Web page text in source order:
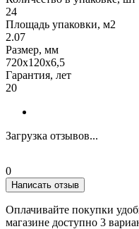
24
Площадь упаковки, м2
2.07
Размер, мм
720х120х6,5
Гарантия, лет
20
Загрузка отзывов...
0
Написать отзыв
Оплачивайте покупки
магазине доступно 3